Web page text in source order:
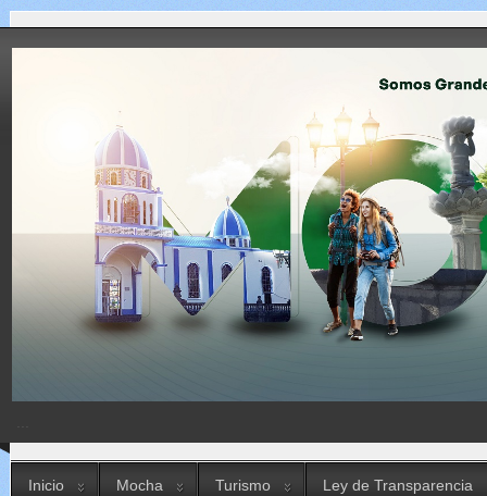
Inicio Mocha Turismo Ley de Transparencia